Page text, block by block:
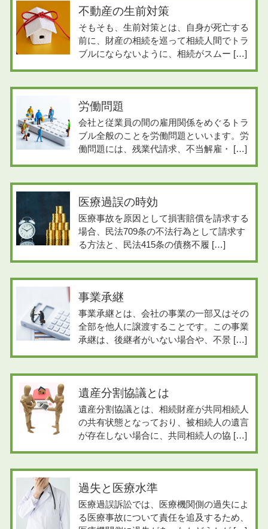
不動産の生前対策
そもそも、生前対策とは、自身が死亡する
前に、財産の相続を巡って相続人間でトラ
ブルにならないように、相続がスムー […]
労働問題
会社と従業員の間の雇用関係をめぐるトラ
ブル全般のことを労働問題といいます。労
働問題には、残業代請求、不当解雇・ […]
医療過誤の時効
医療事故を原因として損害賠償を請求する
場合、民法709条の不法行為として請求す
る方法と、民法415条の債務不履 […]
事業承継
事業承継とは、会社の事業の一部又はその
全部を他人に譲渡することです。この事業
承継は、後継者がいない場合や、不景 […]
遺産分割協議とは
遺産分割協議とは、相続財産が共同相続人
の共有状態となっており、被相続人の遺言
が存在しない場合に、共同相続人の協 […]
過失と医療水準
医療過誤訴訟では、医療機関側の過失によ
る医療事故について責任を追及するため、